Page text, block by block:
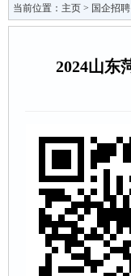
当前位置： 主页 > 国企招聘
2024山东